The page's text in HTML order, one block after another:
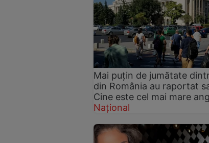
Mai puțin de jumătate
din România au raportat
Cine este cel mai mare
Național